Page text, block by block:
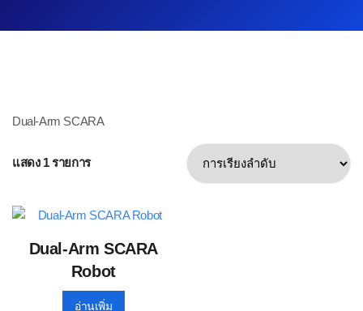
Dual-Arm SCARA
แสดง 1 รายการ
Dual-Arm SCARA
Robot
อ่านเพิ่ม